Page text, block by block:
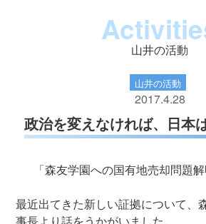
山井の活動
山井の活動
2017.4.28
政治を変えなければ、日本
「森友学園への国有地売却問題解
最近出てきた新しい証拠について
事長より話をうかがいました。